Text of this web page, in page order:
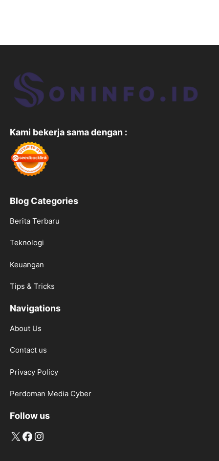
Kami bekerja sama dengan :
Blog Categories
Berita Terbaru
Teknologi
Keuangan
Tips & Tricks
Navigations
About Us
Contact us
Privacy Policy
Perdoman Media Cyber
Follow us
X Facebook
Instagram